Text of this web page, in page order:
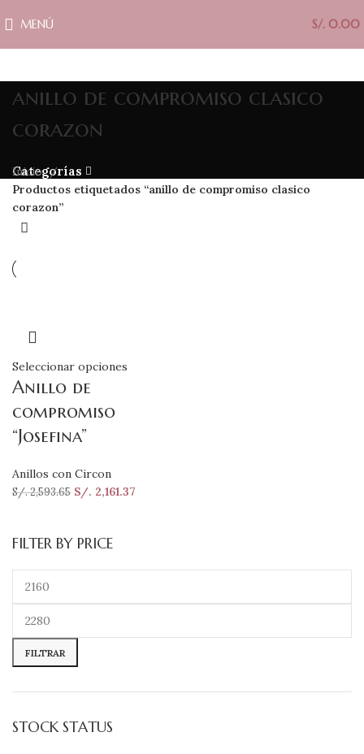
MENÚ S/. 0.00
anillo de compromiso clasico
corazon
Categorías
FILTER BY PRICE
FILTRAR
STOCK STATUS
Inicio
Productos etiquetados “anillo de compromiso clasico
corazon”
Seleccionar opciones
Anillo de
compromiso
“Josefina”
Anillos con Circon
S/.2,593.65 S/. 2,161.37